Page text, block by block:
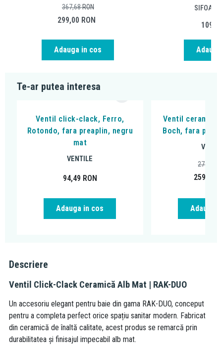
299,00 RON
367,68RON
Adauga in cos
Te-ar putea interesa
Ventil click-clack, Ferro,
Rotondo, fara preaplin, negru
mat
VENTILE
94,49 RON
Adauga in cos
Ventil ceramic
Boch, fara
259,18
274,04
Adauga
Descriere
Ventil Click-Clack Ceramică Alb Mat | RAK-DUO
Un accesoriu elegant pentru baie din gama RAK-DUO, conceput
pentru a completa perfect orice spațiu sanitar modern. Fabricat
din ceramică de înaltă calitate, acest produs se remarcă prin
durabilitatea și finisajul impecabil alb mat.